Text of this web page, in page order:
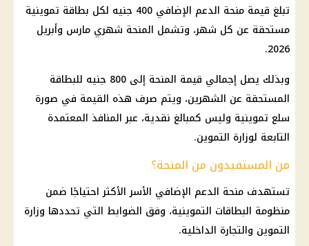
تبلغ قيمة منحة الدعم الإضافي 400 جنيه لكل
بطاقة تموينية
مستحقة عن كل شهر، وتشمل المنحة شهري مارس وأبريل
2026.
وبذلك يصل إجمالي قيمة المنحة إلى 800 جنيه للبطاقة
المستحقة عن الشهرين، ويتم صرف هذه القيمة في صورة
سلع تموينية وليس كمبالغ نقدية، عبر المنافذ المعتمدة
التابعة لوزارة التموين.
من المستفيدون من المنحة؟
تستهدف منحة الدعم الإضافي الأسر الأكثر احتياجًا ضمن
منظومة البطاقات التموينية، وفق الضوابط التي تحددها وزارة
التموين والتجارة الداخلية.